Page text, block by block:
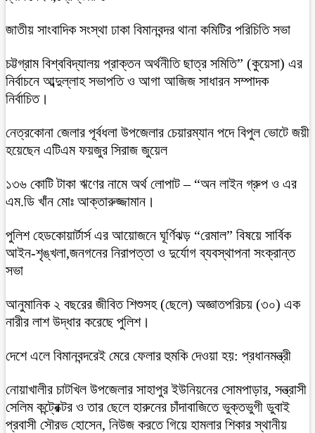
জাতীয় সাংবাদিক সংস্থা ঢাকা বিমানবন্দর থানা কমিটির পরিচিতি সভা
চট্টগ্রাম বিশ্ববিদ্যালয় প্রাক্তন অর্থনীতি ছাত্র সমিতি” (কুয়েসা) এর
নির্বাচনে আব্দুল্লাহ সভাপতি ও আগা আজিজ সাধারন সম্পাদক
নির্বাচিত।
নেত্রকোনা জেলার পূর্বধলা উপজেলার চেয়ারম্যান পদে বিপুল ভোটে জয়ী
হয়েছেন এটিএম ফয়জুর সিরাজ জুয়েল
১৩৬ কোটি টাকা ঋণের নামে অর্থ লোপাট – “অন লাইন গ্রুপ ও এর
এম.ডি খাঁন মোঃ আক্তারুজ্জামান।
পুলিশ হেডকোয়ার্টার্স এর আয়োজনে ঘূর্ণিঝড় “রেমাল” বিষয়ে সার্বিক
আইন-শৃঙ্খলা,জনগনের নিরাপত্তা ও দুর্যোগ ব্যবস্থাপনা সংক্রান্ত
সভা
আনুমানিক ২ বছরের জীবিত শিশুসহ (ছেলে) অজ্ঞাতপরিচয় (৩০) এক
নারীর লাশ উদ্ধার করেছে পুলিশ।
দেশে এলে বিমানবন্দরেই মেরে ফেলার হুমকি দেওয়া হয়: প্রধানমন্ত্রী
নোয়াখালীর চাটখিল উপজেলার সাহাপুর ইউনিয়নের সোমপাড়ার, সন্ত্রাসী
সেলিম কন্ট্রেক্টর ও তার ছেলে হারুনের চাঁদাবাজিতে ভুক্তভুগী ডুবাই
প্রবাসী সৌরভ হোসেন, নিউজ করতে গিয়ে হামলার শিকার স্থানীয়